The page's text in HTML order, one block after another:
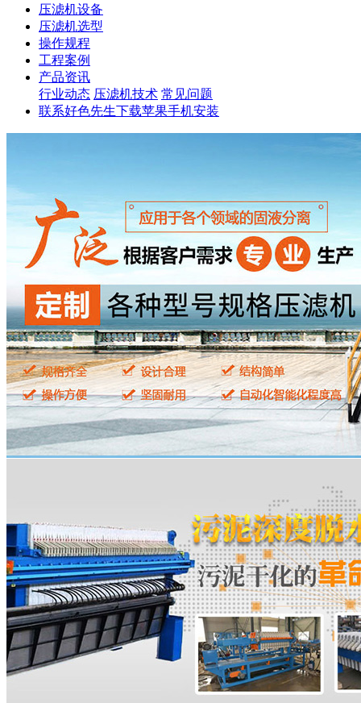
压滤机设备
压滤机选型
操作规程
工程案例
产品资讯
行业动态 压滤机技术 常见问题
联系好色先生下载苹果手机安装